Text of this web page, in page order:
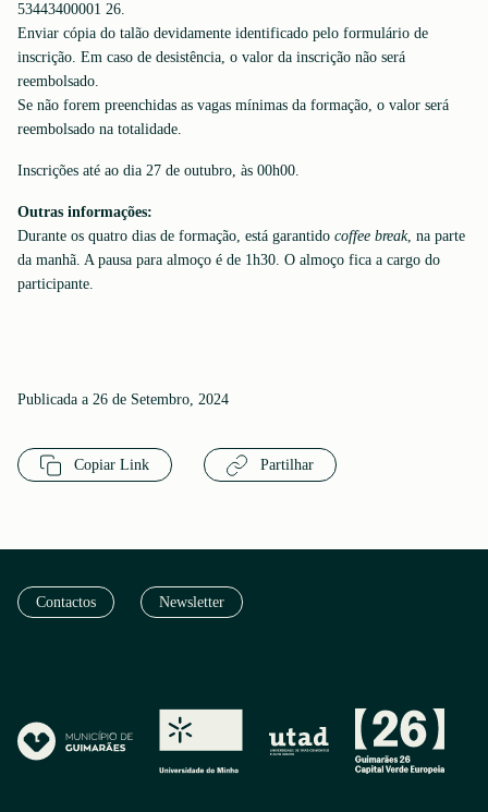
53443400001 26.
Enviar cópia do talão devidamente identificado pelo formulário de
inscrição. Em caso de desistência, o valor da inscrição não será
reembolsado.
Se não forem preenchidas as vagas mínimas da formação, o valor será
reembolsado na totalidade.
Inscrições até ao dia 27 de outubro, às 00h00.
Outras informações:
Durante os quatro dias de formação, está garantido coffee break, na parte
da manhã. A pausa para almoço é de 1h30. O almoço fica a cargo do
participante.
Publicada a 26 de Setembro, 2024
Copiar Link Partilhar
Contactos Newsletter